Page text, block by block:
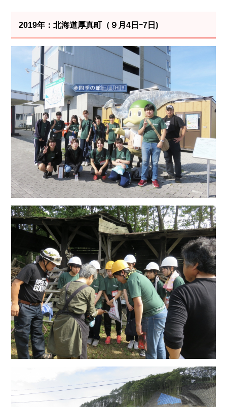
2019年：北海道厚真町（９月4日ｰ7日)